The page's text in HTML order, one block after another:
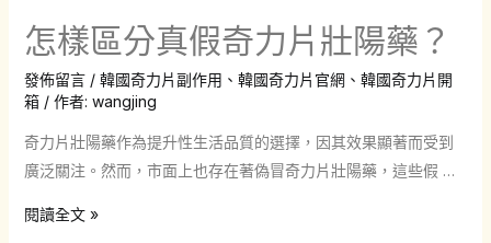
揭
密！
果
如
何？
男
性
性
力
壯
陽
藥
果
如
何？
怎樣區分真假奇力片壯陽藥？
發佈留言 / 韓國奇力片副作用 、 韓國奇力片官網、 韓國奇力片開
箱/ 作者: wangjing
奇力片壯陽藥作為提升性生活品質的選擇，因其效果顯著而受到
廣泛關注。然而，市面上也存在著偽冒奇力片壯陽藥，這些假 …
怎
閱讀全文 »